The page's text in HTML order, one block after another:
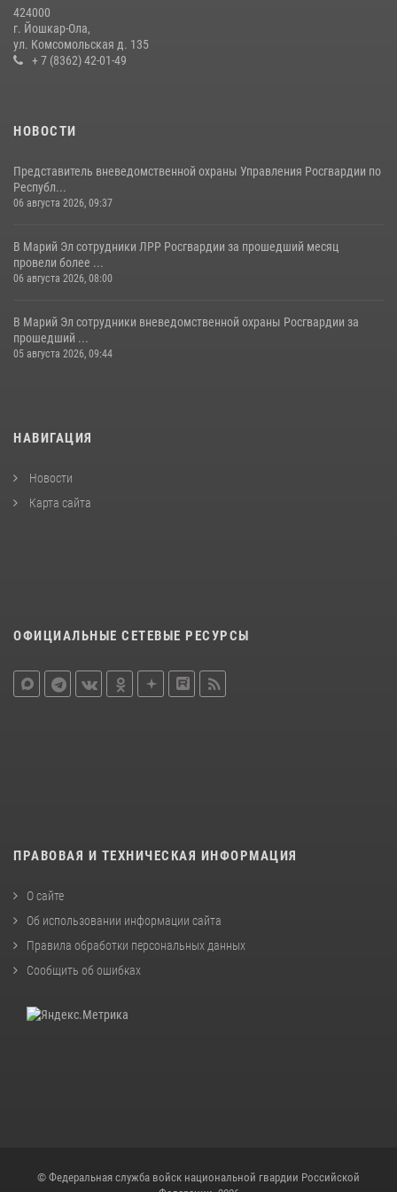
08 июля 2026, 13:48
Управление Росгвардии по Республике Марий Эл приняло участие в
424000
г. Йошкар-Ола,
ул. Комсомольская д. 135
+ 7 (8362) 42-01-49
НОВОСТИ
Представитель вневедомственной охраны Управления Росгвардии по
Республ...
06 августа 2026, 09:37
В Марий Эл сотрудники ЛРР Росгвардии за прошедший месяц
провели более ...
06 августа 2026, 08:00
В Марий Эл сотрудники вневедомственной охраны Росгвардии за
прошедший ...
05 августа 2026, 09:44
НАВИГАЦИЯ
Новости
Карта сайта
ОФИЦИАЛЬНЫЕ СЕТЕВЫЕ РЕСУРСЫ
ПРАВОВАЯ И ТЕХНИЧЕСКАЯ ИНФОРМАЦИЯ
О сайте
Об использовании информации сайта
Правила обработки персональных данных
Сообщить об ошибках
© Федеральная служба войск национальной гвардии Российской